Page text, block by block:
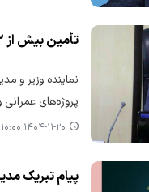
تأمین بیش از ۲ همت اعتبار پروژه های عمرانی استان مازندران از محل اوراق مرابحه
پروژه‌های
۱۴۰۴-۱۱-۲۰ ۱۰:۰۰
پیام تبریک